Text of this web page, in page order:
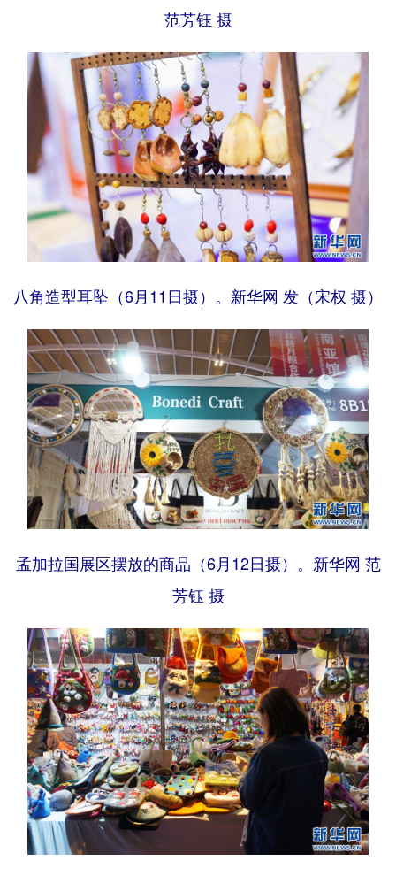
范芳钰 摄
八角造型耳坠（6月11日摄）。新华网 发（宋权 摄）
孟加拉国展区摆放的商品（6月12日摄）。新华网 范
芳钰 摄